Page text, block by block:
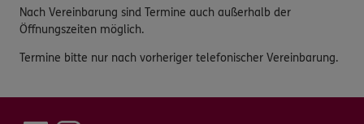
Nach Vereinbarung sind Termine auch außerhalb der
Öffnungszeiten möglich.
Termine bitte nur nach vorheriger telefonischer Vereinbarung.